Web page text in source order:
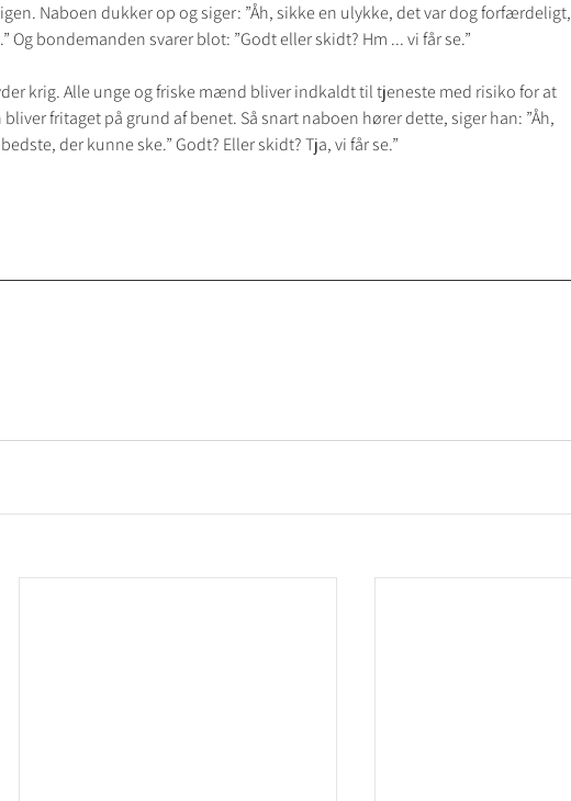
Naboen dukker op og siger: ”Åh, sikke en ulykke, det var dog forfærdeligt,
Og bondemanden svarer blot: ”Godt eller skidt? Hm ... vi får se.”
krig. Alle unge og friske mænd bliver indkaldt til tjeneste med risiko for at
fritaget på grund af benet. Så snart naboen hører dette, siger han: ”Åh,
der kunne ske.” Godt? Eller skidt? Tja, vi får se.”